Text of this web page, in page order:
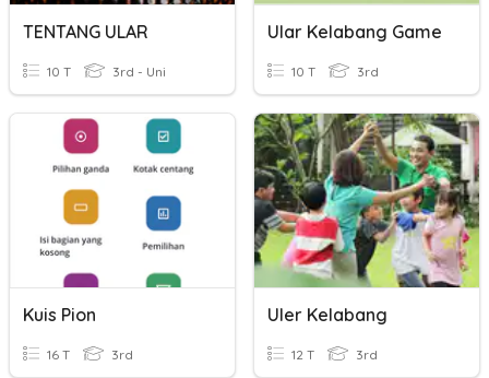
TENTANG ULAR
10 T 3rd - Uni
Ular Kelabang Game
10 T 3rd
Kuis Pion
16 T 3rd
Uler Kelabang
12 T 3rd